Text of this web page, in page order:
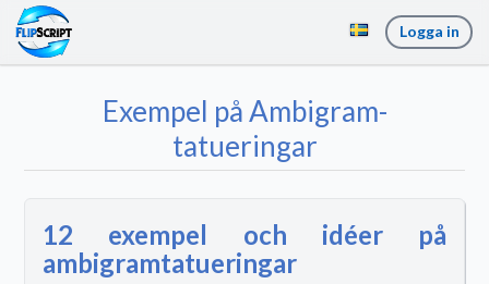
Logga in
Exempel på Ambigram-
tatueringar
12 exempel och idéer på
ambigramtatueringar